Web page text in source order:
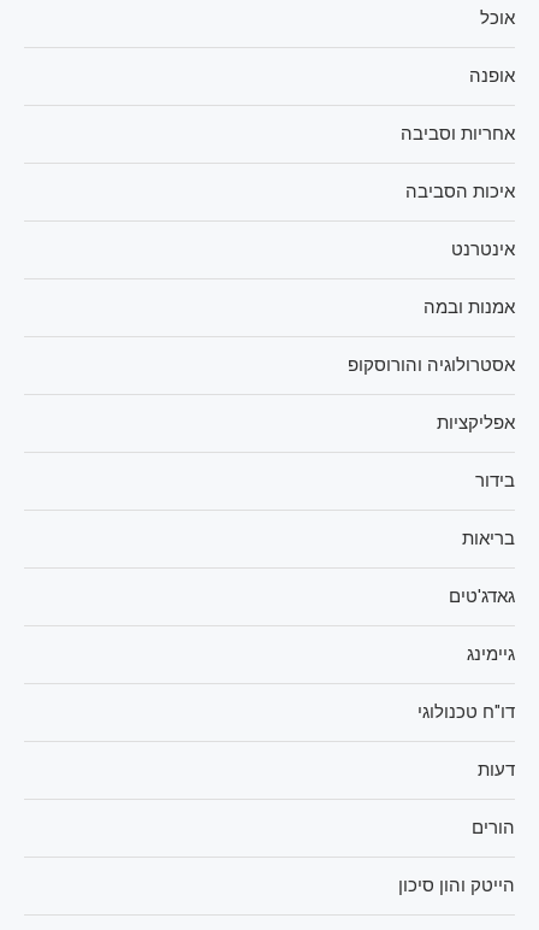
אוכל
אופנה
אחריות וסביבה
איכות הסביבה
אינטרנט
אמנות ובמה
אסטרולוגיה והורוסקופ
אפליקציות
בידור
בריאות
גאדג'טים
גיימינג
דו"ח טכנולוגי
דעות
הורים
הייטק והון סיכון